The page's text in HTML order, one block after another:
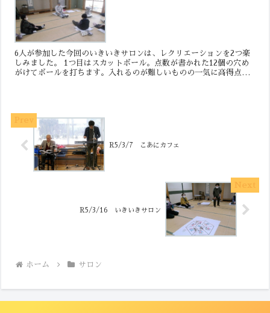
6人が参加した今回のいきいきサロンは、レクリエーションを2つ楽
しみました。 1つ目はスカットボール。点数が書かれた12個の穴め
がけてボールを打ちます。入れるのが難しいものの一気に高得点を
R5/3/7 こあにカフェ
R5/3/16 いきいきサロン
ホーム サロン